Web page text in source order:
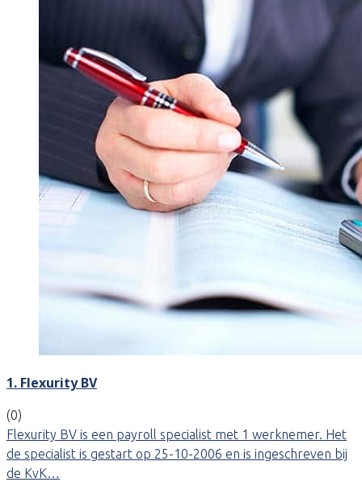
1. Flexurity BV
(0)
Flexurity BV is een payroll specialist met 1 werknemer. Het
de specialist is gestart op 25-10-2006 en is ingeschreven bij
de KvK…